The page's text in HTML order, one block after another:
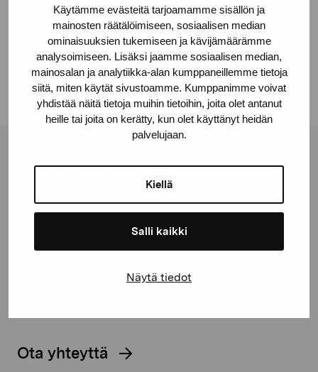
Käytämme evästeitä tarjoamamme sisällön ja
mainosten räätälöimiseen, sosiaalisen median
ominaisuuksien tukemiseen ja kävijämäärämme
analysoimiseen. Lisäksi jaamme sosiaalisen median,
mainosalan ja analytiikka-alan kumppaneillemme tietoja
siitä, miten käytät sivustoamme. Kumppanimme voivat
yhdistää näitä tietoja muihin tietoihin, joita olet antanut
heille tai joita on kerätty, kun olet käyttänyt heidän
palvelujaan.
Kiellä
Salli kaikki
Näytä tiedot
ympäristöä.
Nämä periaatteet on julkaistu 22.6.2026
Pro Artibus -säätiö
Kustaa Vaasan katu 11
proartibus@proartibus.fi
Ota yhteyttä